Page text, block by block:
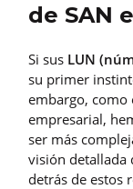
de SAN
Si sus LUN
su primer
embargo, como
empresarial,
ser más
visión detallada
detrás de estos